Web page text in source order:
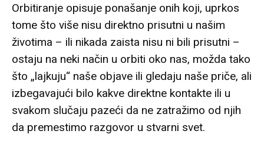
Orbitiranje opisuje ponašanje onih koji, uprkos
tome što više nisu direktno prisutni u našim
životima – ili nikada zaista nisu ni bili prisutni –
ostaju na neki način u orbiti oko nas, možda tako
što „lajkuju“ naše objave ili gledaju naše priče, ali
izbegavajući bilo kakve direktne kontakte ili u
svakom slučaju pazeći da ne zatražimo od njih
da premestimo razgovor u stvarni svet.